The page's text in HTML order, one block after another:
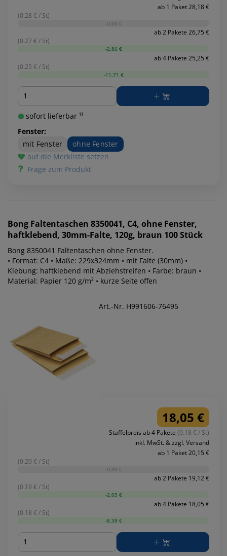
ab 1 Paket 28,18 €
(0.28 € / St)
-0,00 €
ab 2 Pakete 26,75 €
(0.27 € / St)
-2,86 €
ab 4 Pakete 25,25 €
(0.25 € / St)
-11,71 €
Menge
sofort lieferbar ¹⁾
Fenster:
mit Fenster
ohne Fenster
auf die Merkliste setzen
Frage zum Produkt
Bong Faltentaschen 8350041, C4, ohne Fenster,
haftklebend, 30mm-Falte, 120g, braun 100 Stück
Bong 8350041 Faltentaschen ohne Fenster.
• Format: C4 • Maße: 229x324mm • mit Falte (30mm) •
Klebung: haftklebend mit Abziehstreifen • Farbe: braun •
Material: Papier 120 g/m² • kurze Seite offen
Art.-Nr. H991606-76495
18,05 €
Staffelpreis ab 4 Pakete (0.18 € / St)
inkl. MwSt. & zzgl. Versand
ab 1 Paket 20,15 €
(0.20 € / St)
-0,00 €
ab 2 Pakete 19,12 €
(0.19 € / St)
-2,05 €
ab 4 Pakete 18,05 €
(0.18 € / St)
-8,38 €
Menge